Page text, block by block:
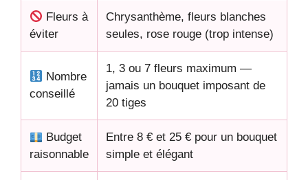
Fleurs à
éviter
Chrysanthème, fleurs blanches
seules, rose rouge (trop intense)
Nombre
conseillé
1, 3 ou 7 fleurs maximum —
jamais un bouquet imposant de
20 tiges
Budget
raisonnable
Entre 8 € et 25 € pour un bouquet
simple et élégant